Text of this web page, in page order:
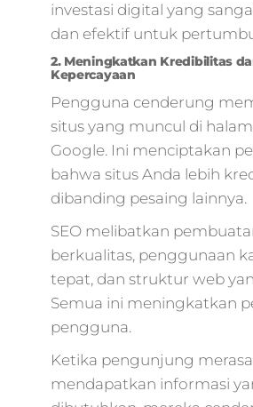
investasi digital yang
dan efektif untuk
2. Meningkatkan Kredibilitas
Kepercayaan
Pengguna cenderung
situs yang muncul di
Google. Ini menciptakan
bahwa situs Anda lebih
dibanding pesaing lainnya.
SEO melibatkan
berkualitas, penggunaan
tepat, dan struktur web
Semua ini meningkatkan
pengguna.
Ketika pengunjung
mendapatkan informasi